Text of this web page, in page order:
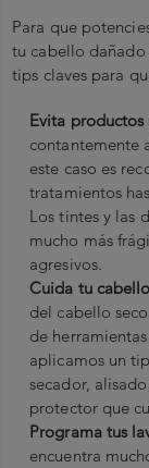
Para que
tu cabello
tips claves para
Evita
contantemente
este caso es
tratamientos
Los tintes y las
mucho más
agresivos.
Cuida tu
del cabello
de
aplicamos un
secador,
protector que
Programa tus
encuentra